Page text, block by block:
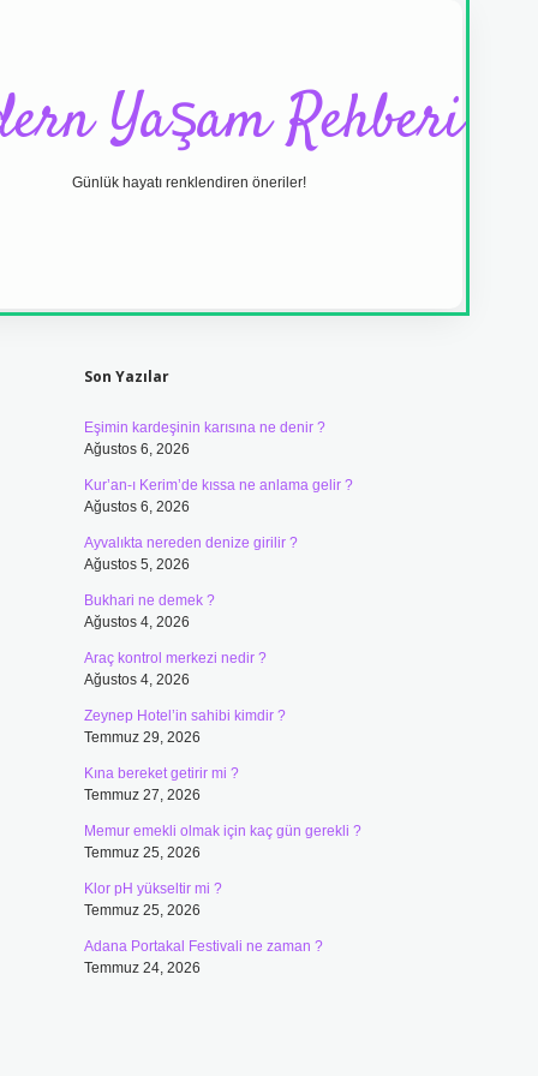
Yaşam Rehberi
Günlük hayatı renklendiren öneriler!
Son Yazılar
Eşimin kardeşinin karısına ne denir ?
Ağustos 6, 2026
Kur’an-ı Kerim’de kıssa ne anlama gelir ?
Ağustos 6, 2026
Ayvalıkta nereden denize girilir ?
Ağustos 5, 2026
Bukhari ne demek ?
Ağustos 4, 2026
Araç kontrol merkezi nedir ?
Ağustos 4, 2026
Zeynep Hotel’in sahibi kimdir ?
Temmuz 29, 2026
Kına bereket getirir mi ?
Temmuz 27, 2026
Memur emekli olmak için kaç gün gerekli ?
Temmuz 25, 2026
Klor pH yükseltir mi ?
Temmuz 25, 2026
Adana Portakal Festivali ne zaman ?
Temmuz 24, 2026